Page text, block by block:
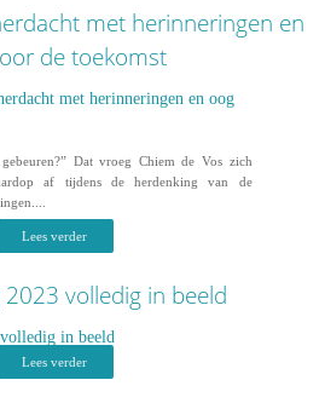
met herinneringen en
de toekomst
Dat vroeg Chiem de Vos zich
af tijdens de herdenking van de
Lees verder
volledig in beeld
Lees verder